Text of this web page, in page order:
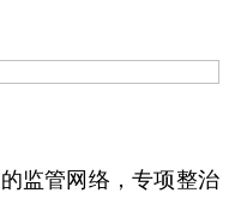
监管网络，专项整治